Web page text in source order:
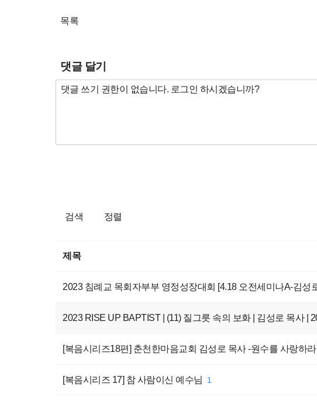
목록
댓글 달기
검색 정렬
제목
2023 침례교 목회자부부 영정성장대회 [4.18 오전세미나A-김성
2023 RISE UP BAPTIST | (11) 질그릇 속의 보화 | 김성로 목사 |
[복음시리즈18편] 춘천한마음교회 김성로 목사 -원수를 사랑하라
[복음시리즈 17] 참 사람이신 예수님 1